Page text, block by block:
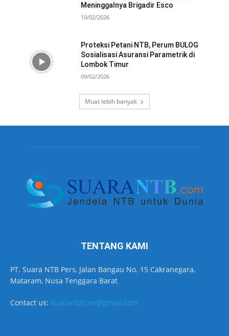
Meninggalnya Brigadir Esco
10/02/2026
Proteksi Petani NTB, Perum BULOG
Sosialisasi Asuransi Parametrik di
Lombok Timur
09/02/2026
Muat lebih banyak
TENTANG KAMI
PT. Suara NTB Pers, Jalan Bangau No. 15 Cakranegara,
Mataram, Nusa Tenggara Barat
Contact us: suarantbcom@gmail.com